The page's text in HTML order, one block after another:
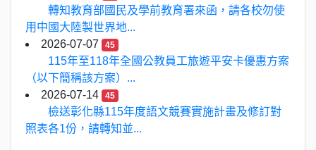
轉知教育部國民及學前教育署來函，請各校勿使
用中國大陸製世界地...
2026-07-07
45
115年至118年全國公教員工旅遊平安卡優惠方案
（以下簡稱該方案）...
2026-07-14
45
檢送彰化縣115年度語文競賽實施計畫及修訂對
照表各1份，請轉知並...